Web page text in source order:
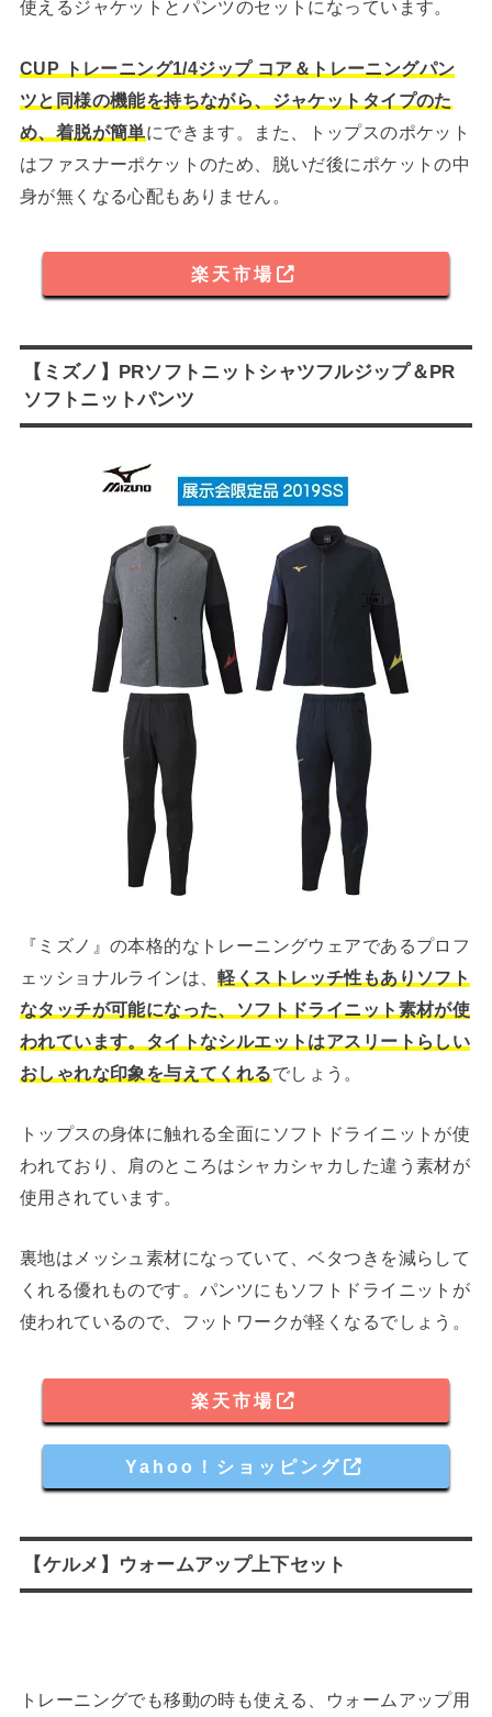
使えるジャケットとパンツのセットになっています。
CUP トレーニング1/4ジップ コア＆トレーニングパン
ツと同様の機能を持ちながら、ジャケットタイプのた
め、着脱が簡単にできます。また、トップスのポケット
はファスナーポケットのため、脱いだ後にポケットの中
身が無くなる心配もありません。
楽天市場
【ミズノ】PRソフトニットシャツフルジップ＆PR
ソフトニットパンツ
『ミズノ』の本格的なトレーニングウェアであるプロフ
ェッショナルラインは、軽くストレッチ性もありソフト
なタッチが可能になった、ソフトドライニット素材が使
われています。タイトなシルエットはアスリートらしい
おしゃれな印象を与えてくれるでしょう。
トップスの身体に触れる全面にソフトドライニットが使
われており、肩のところはシャカシャカした違う素材が
使用されています。
裏地はメッシュ素材になっていて、ベタつきを減らして
くれる優れものです。パンツにもソフトドライニットが
使われているので、フットワークが軽くなるでしょう。
楽天市場
Yahoo！ショッピング
【ケルメ】ウォームアップ上下セット
トレーニングでも移動の時も使える、ウォームアップ用